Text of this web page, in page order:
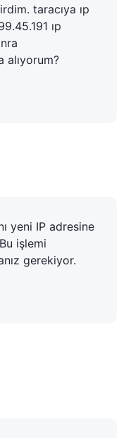
taracıya ıp
ıp
alıyorum?
yeni IP adresine
işlemi
gerekiyor.